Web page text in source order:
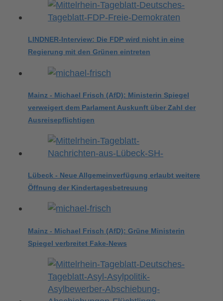
LINDNER-Interview: Die FDP wird nicht in eine
Regierung mit den Grünen eintreten
Mainz - Michael Frisch (AfD): Ministerin Spiegel
verweigert dem Parlament Auskunft über Zahl der
Ausreisepflichtigen
Lübeck - Neue Allgemeinverfügung erlaubt weitere
Öffnung der Kindertagesbetreuung
Mainz - Michael Frisch (AfD): Grüne Ministerin
Spiegel verbreitet Fake-News